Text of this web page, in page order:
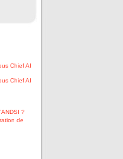
Chief AI
Chief AI
?
de